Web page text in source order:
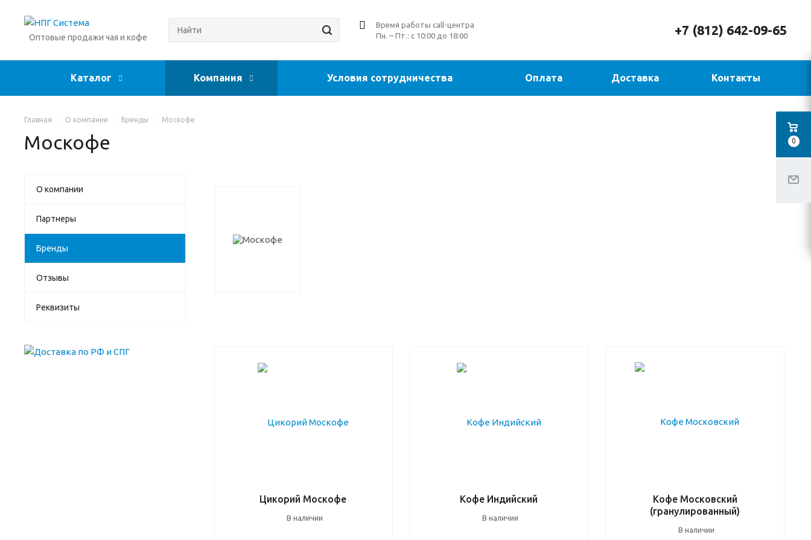
Оптовые продажи чая и кофе
+7 (812) 642-09-65
Время работы call-центра
Пн. – Пт.: с 10:00 до 18:00
Каталог Компания Условия сотрудничества Оплата Доставка Контакты
Главная О компании Бренды Москофе
Москофе
Цикорий Москофе
В наличии
Кофе Индийский
В наличии
Кофе Московский
(гранулированный)
В наличии
О компании
Партнеры
Бренды
Отзывы
Реквизиты
0